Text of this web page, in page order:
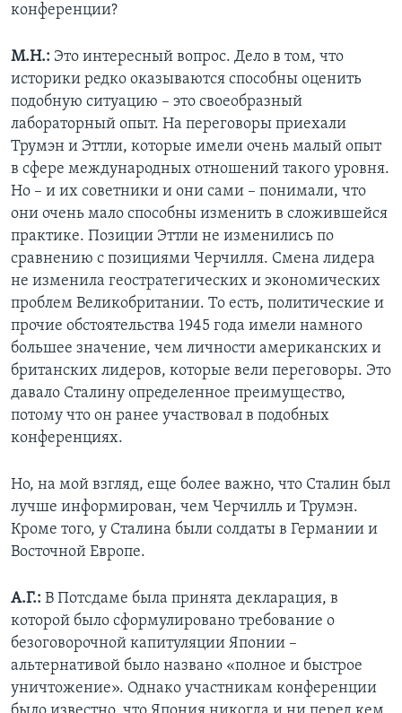
конференции?
М.Н.: Это интересный вопрос. Дело в том, что
историки редко оказываются способны оценить
подобную ситуацию – это своеобразный
лабораторный опыт. На переговоры приехали
Трумэн и Эттли, которые имели очень малый опыт
в сфере международных отношений такого уровня.
Но – и их советники и они сами – понимали, что
они очень мало способны изменить в сложившейся
практике. Позиции Эттли не изменились по
сравнению с позициями Черчилля. Смена лидера
не изменила геостратегических и экономических
проблем Великобритании. То есть, политические и
прочие обстоятельства 1945 года имели намного
большее значение, чем личности американских и
британских лидеров, которые вели переговоры. Это
давало Сталину определенное преимущество,
потому что он ранее участвовал в подобных
конференциях.
Но, на мой взгляд, еще более важно, что Сталин был
лучше информирован, чем Черчилль и Трумэн.
Кроме того, у Сталина были солдаты в Германии и
Восточной Европе.
А.Г.: В Потсдаме была принята декларация, в
которой было сформулировано требование о
безоговорочной капитуляции Японии –
альтернативой было названо «полное и быстрое
уничтожение». Однако участникам конференции